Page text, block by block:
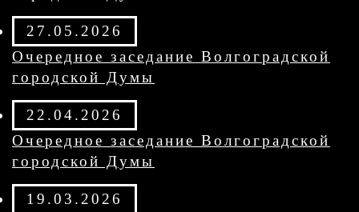
27.05.2026
Очередное заседание Волгоградской
городской Думы
22.04.2026
Очередное заседание Волгоградской
городской Думы
19.03.2026